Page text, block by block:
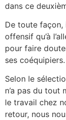
dans ce
De toute façon,
offensif qu’à
pour faire
ses coéquipiers.
Selon le
n’a pas du tout
le travail chez
retour, nous